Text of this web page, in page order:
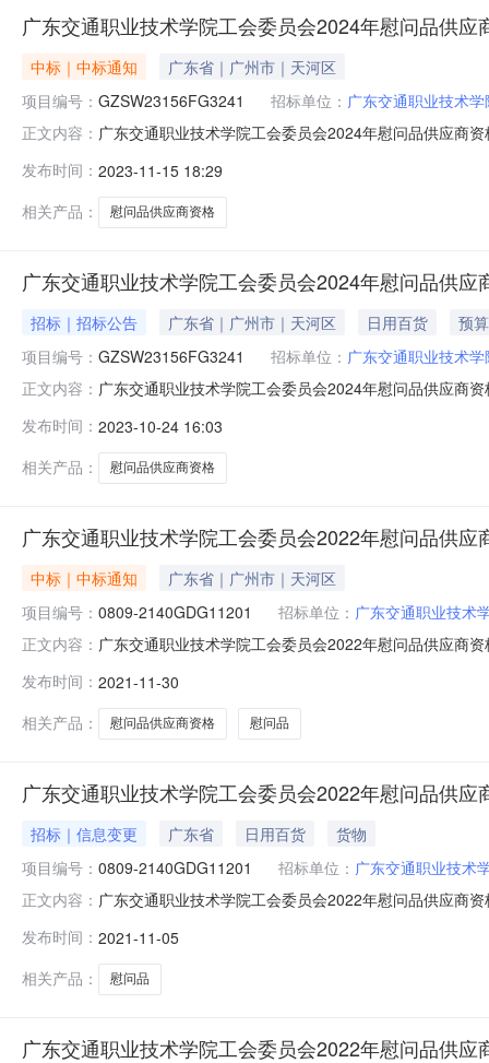
广东交通职业技术学院工会委员会2024年慰问品供
中标｜中标通知
广东省｜广州市｜天河区
项目编号： GZSW23156FG3241 招标单位： 广东交通职业技术
正文内容： 广东交通职业技术学院工会委员会2024年慰问品供应商
址：广东省广州市天河区燕岭路29号燕岭大厦1108房包
广东广
发布时间： 2023-11-15 18:29
相关产品：
慰问品供应商资格
广东交通职业技术学院工会委员会2024年慰问品供
招标｜招标公告 广东省｜广州市｜天河区 日用百货
预
项目编号： GZSW23156FG3241 招标单位： 广东交通职业技术
正文内容： 广东交通职业技术学院工会委员会2024年慰问品供应商
件。一、项目基本情况项目编号：GZSW23156FG3241
发布时间： 2023-10-24 16:03
相关产品：
慰问品供应商资格
广东交通职业技术学院工会委员会2022年慰问品供
中标｜中标通知
广东省｜广州市｜天河区
项目编号： 0809-2140GDG11201 招标单位： 广东交通职业技术
正文内容： 广东交通职业技术学院工会委员会2022年慰问品供应商
2021年11月30日14:42评审专家名单陈智锋（评审委员
目联系电
发布时间： 2021-11-30
相关产品：
慰问品供应商资格 慰问品
广东交通职业技术学院工会委员会2022年慰问品供
招标｜信息变更 广东省 日用百货
货物
项目编号： 0809-2140GDG11201 招标单位： 广东交通职业技术
正文内容： 广东交通职业技术学院工会委员会2022年慰问品供应商
时间更正内容：1、原招标公告的“四、提交投标文件截
发布时间： 2021-11-05
相关产品：
慰问品
广东交通职业技术学院工会委员会2022年慰问品供